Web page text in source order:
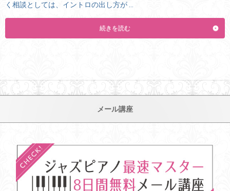
く相談としては、イントロの出し方が …
続きを読む
メール講座